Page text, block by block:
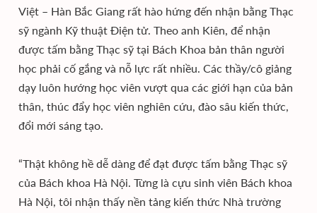
Việt – Hàn Bắc Giang rất hào hứng đến nhận bằng Thạc
sỹ ngành Kỹ thuật Điện tử. Theo anh Kiên, để nhận
được tấm bằng Thạc sỹ tại Bách Khoa bản thân người
học phải cố gắng và nỗ lực rất nhiều. Các thầy/cô giảng
dạy luôn hướng học viên vượt qua các giới hạn của bản
thân, thúc đẩy học viên nghiên cứu, đào sâu kiến thức,
đổi mới sáng tạo.
“Thật không hề dễ dàng để đạt được tấm bằng Thạc sỹ
của Bách khoa Hà Nội. Từng là cựu sinh viên Bách khoa
Hà Nội, tôi nhận thấy nền tảng kiến thức Nhà trường